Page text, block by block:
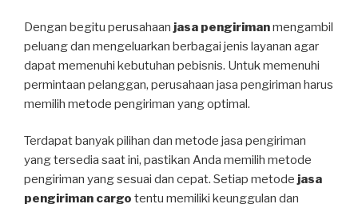
Dengan begitu perusahaan jasa pengirimanmengambil
peluang dan mengeluarkan berbagai jenis layanan agar
dapat memenuhi kebutuhan pebisnis. Untuk memenuhi
permintaan pelanggan, perusahaan jasa pengiriman harus
memilih metode pengiriman yang optimal.
Terdapat banyak pilihan dan metode jasa pengiriman
yang tersedia saat ini, pastikan Anda memilih metode
pengiriman yang sesuai dan cepat. Setiap metode jasa
pengiriman cargo tentu memiliki keunggulan dan